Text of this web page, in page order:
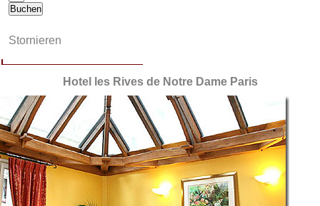
Stornieren
Hotel les Rives de Notre Dame Paris